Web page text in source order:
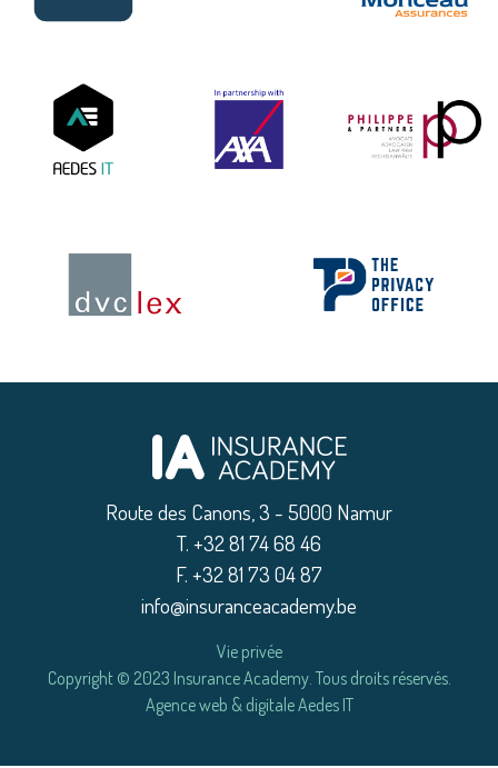
Route des Canons, 3 - 5000 Namur
|
T. +32 81 74 68 46
|
F. +32 81 73 04 87
|
info@insuranceacademy.be
Vie privée
|
Copyright © 2023 Insurance Academy. Tous droits réservés.
Agence web & digitale Aedes IT